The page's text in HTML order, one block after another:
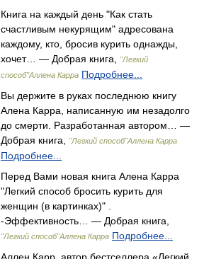
Книга на каждый день "Как стать
счастливым некурящим" адресована
каждому, кто, бросив курить однажды,
хочет… — Добрая книга,
"Легкий
способ"Аллена Карра Подробнее...
Вы держите в руках последнюю книгу
Алена Карра, написанную им незадолго
до смерти. Разработанная автором… —
Добрая книга,
"Легкий способ"Аллена Карра
Подробнее...
Перед Вами новая книга Алена Карра
"Легкий способ бросить курить для
женщин (в картинках)" .
-Эффективность… — Добрая книга,
"Легкий способ"Аллена Карра Подробнее...